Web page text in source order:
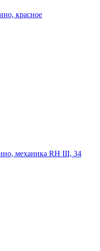
красное
механика RH III, 34